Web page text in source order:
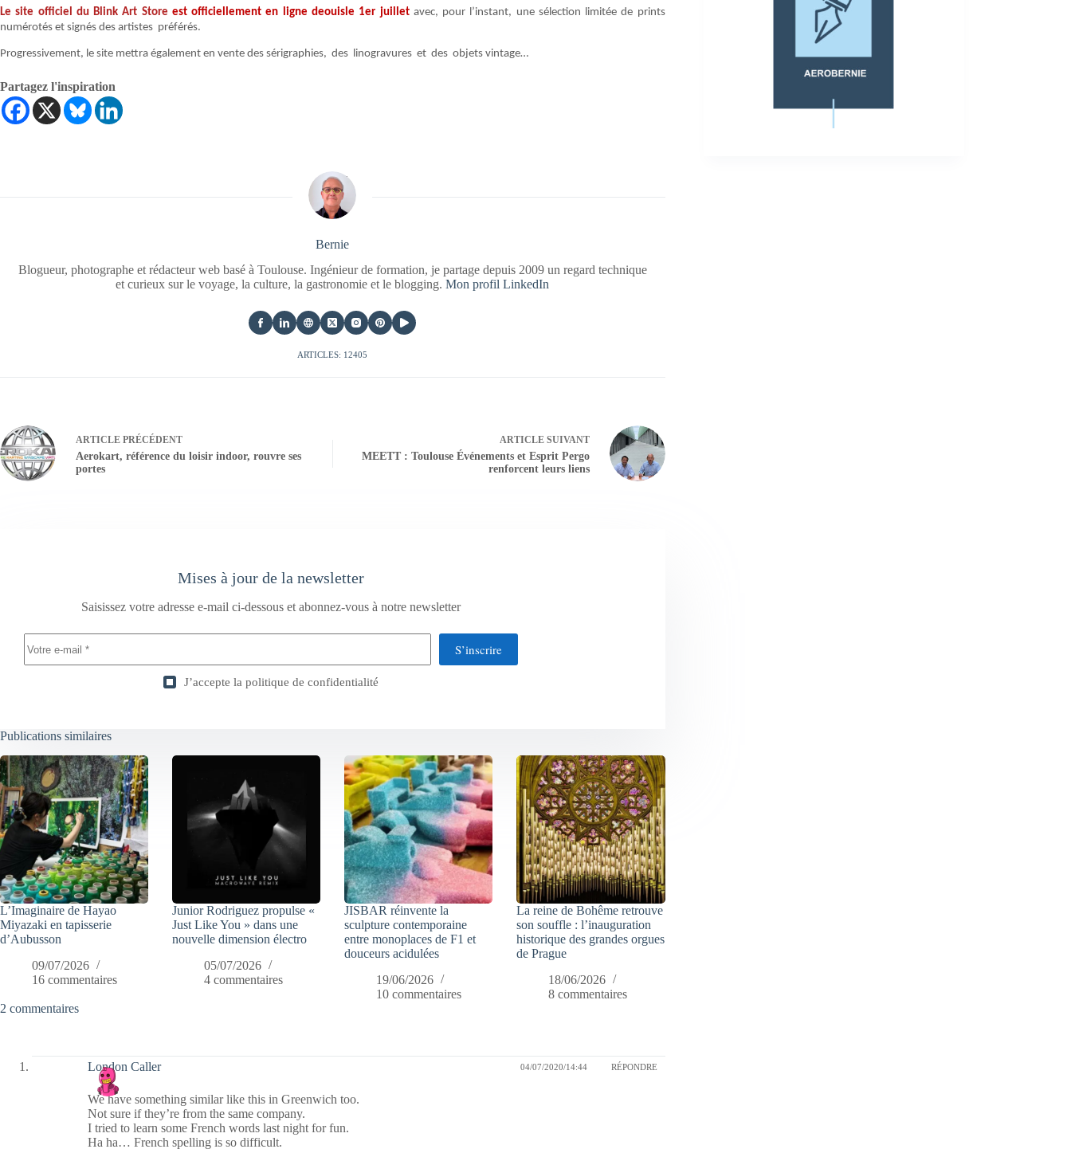
Le site officiel du Blink Art Store est officiellement en ligne deouisle 1er juillet avec, pour l’instant, une sélection limitée de prints
numérotés et signés des artistes préférés.
Progressivement, le site mettra également en vente des sérigraphies, des linogravures et des objets vintage…
Partagez l'inspiration
Bernie
Blogueur, photographe et rédacteur web basé à Toulouse. Ingénieur de formation, je partage depuis 2009 un regard technique
et curieux sur le voyage, la culture, la gastronomie et le blogging.Mon profil LinkedIn
ARTICLES: 12405
ARTICLE PRÉCÉDENT
Aerokart, référence du loisir indoor, rouvre ses
portes
ARTICLESUIVANT
MEETT : Toulouse Événements et Esprit Pergo
renforcent leurs liens
Mises à jour de la newsletter
Saisissez votre adresse e-mail ci-dessous et abonnez-vous à notre newsletter
S’inscrire
J’accepte la politique de confidentialité
Publications similaires
L’Imaginaire de Hayao
Miyazaki en tapisserie
d’Aubusson
09/07/2026
16 commentaires
Junior Rodriguez propulse «
Just Like You » dans une
nouvelle dimension électro
05/07/2026
4 commentaires
JISBAR réinvente la
sculpture contemporaine
entre monoplaces de F1 et
douceurs acidulées
19/06/2026
10 commentaires
La reine de Bohême retrouve
son souffle : l’inauguration
historique des grandes orgues
de Prague
18/06/2026
8 commentaires
2 commentaires
London Caller 04/07/2020/14:44 RÉPONDRE
We have something similar like this in Greenwich too.
Not sure if they’re from the same company.
I tried to learn some French words last night for fun.
Ha ha… French spelling is so difficult.